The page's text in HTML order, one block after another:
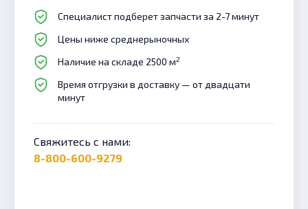
Специалист подберет запчасти за 2-7 минут
Цены ниже среднерыночных
Наличие на складе 2500 м2
Время отгрузки в доставку — от двадцати
минут
Свяжитесь с нами:
8-800-600-9279